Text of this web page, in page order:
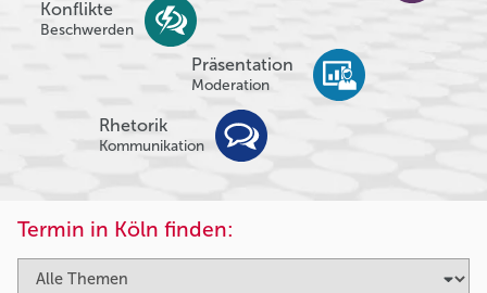
Konflikte
Beschwerden
Präsentation
Moderation
Rhetorik
Kommunikation
Termin in Köln finden: